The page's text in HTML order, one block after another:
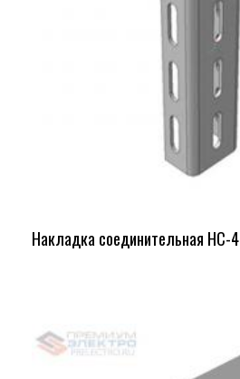
Накладка соединительная НС-4